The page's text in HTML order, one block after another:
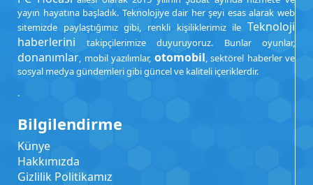
yayın hayatına başladık. Teknolojiye dair her şeyi esas alarak web
sitemizde paylaştığımız gibi, renkli kişiliklerimiz ile Teknoloji
haberlerini takipçilerimize duyuruyoruz. Bunlar oyunlar,
donanımlar, mobil yazılımlar, otomobil, sektörel haberler ve
sosyal medya gündemleri gibi güncel ve kaliteli içeriklerdir.
.
Bilgilendirme
Künye
Hakkımızda
Gizlilik Politikamız